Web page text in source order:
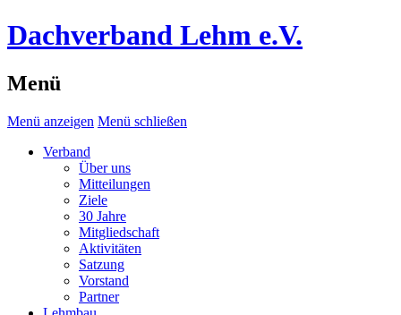
Dachverband Lehm e.V.
Menü
Menü anzeigen Menü schließen
Verband
Über uns
Mitteilungen
Ziele
30 Jahre
Mitgliedschaft
Aktivitäten
Satzung
Vorstand
Partner